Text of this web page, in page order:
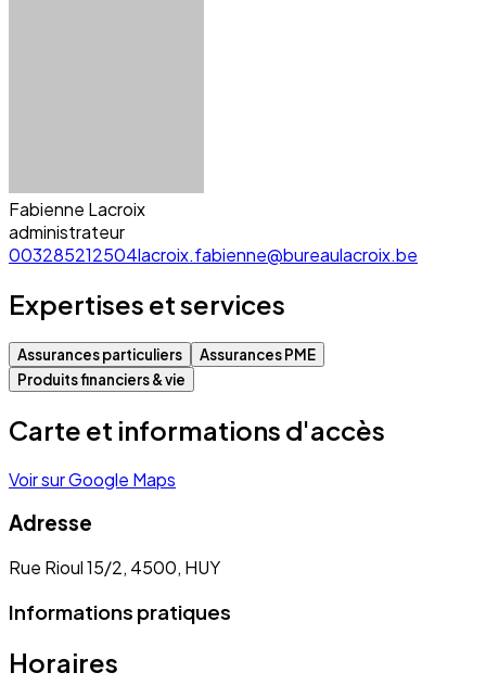
Fabienne Lacroix
administrateur
003285212504lacroix.fabienne@bureaulacroix.be
Expertises et services
Assurances particuliers
Assurances PME
Produits financiers & vie
Carte et informations d'accès
Voir sur Google Maps
Adresse
Rue Rioul 15/2, 4500, HUY
Informations pratiques
Horaires